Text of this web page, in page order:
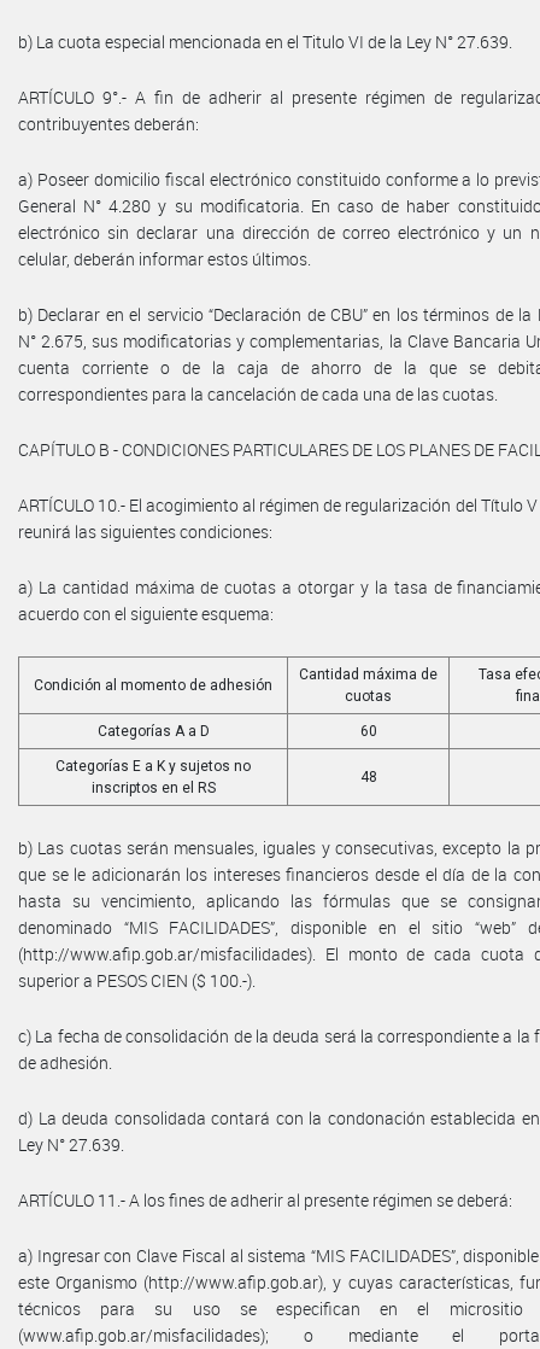
b) La cuota especial mencionada en el Titulo VI de la Ley N° 27.639.
ARTÍCULO 9°.- A fin de adherir al presente régimen de
contribuyentes deberán:
a) Poseer domicilio fiscal electrónico constituido conforme a lo
General N° 4.280 y su modificatoria. En caso de haber
electrónico sin declarar una dirección de correo electrónico y un
celular, deberán informar estos últimos.
b) Declarar en el servicio “Declaración de CBU” en los términos de la
N° 2.675, sus modificatorias y complementarias, la Clave Bancaria
cuenta corriente o de la caja de ahorro de la que se
correspondientes para la cancelación de cada una de las cuotas.
CAPÍTULO B - CONDICIONES PARTICULARES DE LOS PLANES DE
ARTÍCULO 10.- El acogimiento al régimen de regularización del Título
reunirá las siguientes condiciones:
a) La cantidad máxima de cuotas a otorgar y la tasa de
acuerdo con el siguiente esquema:
Condición al momento de adhesión
Cantidad máxima de
cuotas
Tasa
Categorías A a D 60
Categorías E a K y sujetos no
inscriptos en el RS
48
b) Las cuotas serán mensuales, iguales y consecutivas, excepto la
que se le adicionarán los intereses financieros desde el día de la
hasta su vencimiento, aplicando las fórmulas que se
denominado “MIS FACILIDADES”, disponible en el sitio “web”
(http://www.afip.gob.ar/misfacilidades). El monto de cada cuota
superior a PESOS CIEN ($ 100.-).
c) La fecha de consolidación de la deuda será la correspondiente a la
de adhesión.
d) La deuda consolidada contará con la condonación establecida
Ley N° 27.639.
ARTÍCULO 11.- A los fines de adherir al presente régimen se deberá:
a) Ingresar con Clave Fiscal al sistema “MIS FACILIDADES”,
este Organismo (http://www.afip.gob.ar), y cuyas características,
técnicos para su uso se especifican en el micrositio
(www.afip.gob.ar/misfacilidades); o mediante el